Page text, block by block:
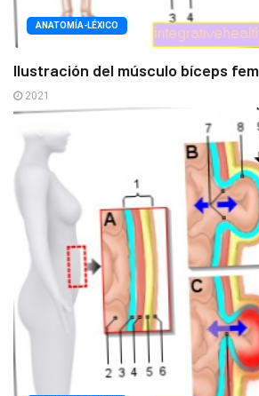
ANATOMÍA-LÉXICO
Ilustración del músculo bíceps
2021